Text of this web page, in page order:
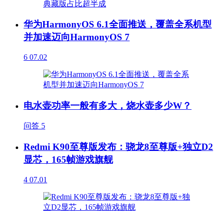
华为HarmonyOS 6.1全面推送，覆盖全系机型
并加速迈向HarmonyOS 7
6 07.02
电水壶功率一般有多大，烧水壶多少W？
问答 5
Redmi K90至尊版发布：骁龙8至尊版+独立D2
显芯，165帧游戏旗舰
4 07.01